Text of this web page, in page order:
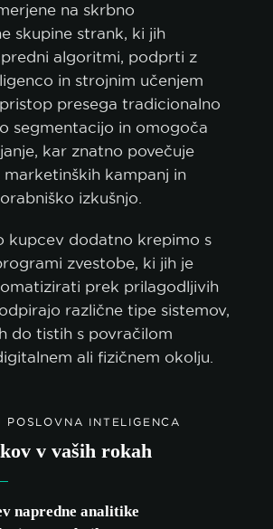
na skrbno
skupine strank, ki jih
algoritmi, podprti z
in strojnim učenjem
presega tradicionalno
segmentacijo in omogoča
kar znatno povečuje
kampanj in
izkušnjo.
kupcev dodatno krepimo s
zvestobe, ki jih je
prek prilagodljivih
različne tipe sistemov,
do tistih s povračilom
ali fizičnem okolju.
INTELIGENCA
v vaših rokah
napredne analitike